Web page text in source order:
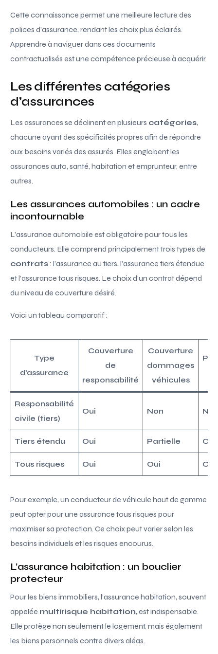
Cette connaissance permet une meilleure lecture des
polices d’assurance, rendant les choix plus éclairés.
Apprendre à naviguer dans ces documents
contractualisés est une compétence précieuse à acquérir.
Les différentes catégories
d’assurances
Les assurances se déclinent en plusieurs catégories,
chacune ayant des spécificités propres afin de répondre
aux besoins variés des assurés. Elles englobent les
assurances auto, santé, habitation et emprunteur, entre
autres.
Les assurances automobiles : un cadre
incontournable
L’assurance automobile est obligatoire pour tous les
conducteurs. Elle comprend principalement trois types de
contrats: l’assurance au tiers, l’assurance tiers étendue
et l’assurance tous risques. Le choix d’un contrat dépend
du niveau de couverture désiré.
Voici un tableau comparatif :
Type
d’assurance
Couverture
de
responsabilité
Couverture
dommages
véhicules
Responsabilité
civile (tiers)
Oui Non
Tiers étendu Oui Partielle Oui
Tous risques Oui Oui Oui
Pour exemple, un conducteur de véhicule haut de gamme
peut opter pour une assurance tous risques pour
maximiser sa protection. Ce choix peut varier selon les
besoins individuels et les risques encourus.
L’assurance habitation : un bouclier
protecteur
Pour les biens immobiliers, l’assurance habitation, souvent
appelée multirisque habitation, est indispensable.
Elle protège non seulement le logement, mais également
les biens personnels contre divers aléas.